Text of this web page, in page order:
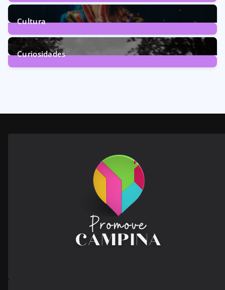
160Posts
Cultura
246Posts
Curiosidades